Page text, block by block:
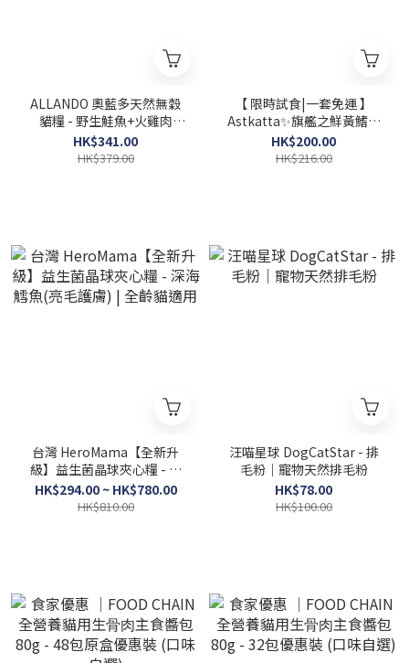
ALLANDO 奧藍多天然無穀
貓糧 - 野生鮭魚+火雞肉
2.27kg
HK$341.00
HK$379.00
【 限時試食|一套免運 】
Astkatta✨️旗艦之鮮黃鰭之
選✨肉絲主食罐 80g x 12罐
試食裝 (平均口味)
HK$200.00
HK$216.00
台灣 HeroMama【全新升
級】益生菌晶球夾心糧 - 深
海鱈魚(亮毛護膚) | 全齡貓適
用
HK$294.00 ~ HK$780.00
HK$810.00
汪喵星球 DogCatStar - 排
毛粉｜寵物天然排毛粉
HK$78.00
HK$100.00